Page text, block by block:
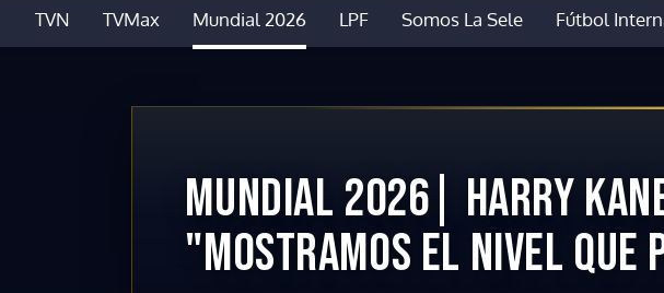
TVN TVMax Mundial 2026 LPF Somos La Sele Fútbol
MUNDIAL 2026| HARRY
"MOSTRAMOS EL NIVEL QUE